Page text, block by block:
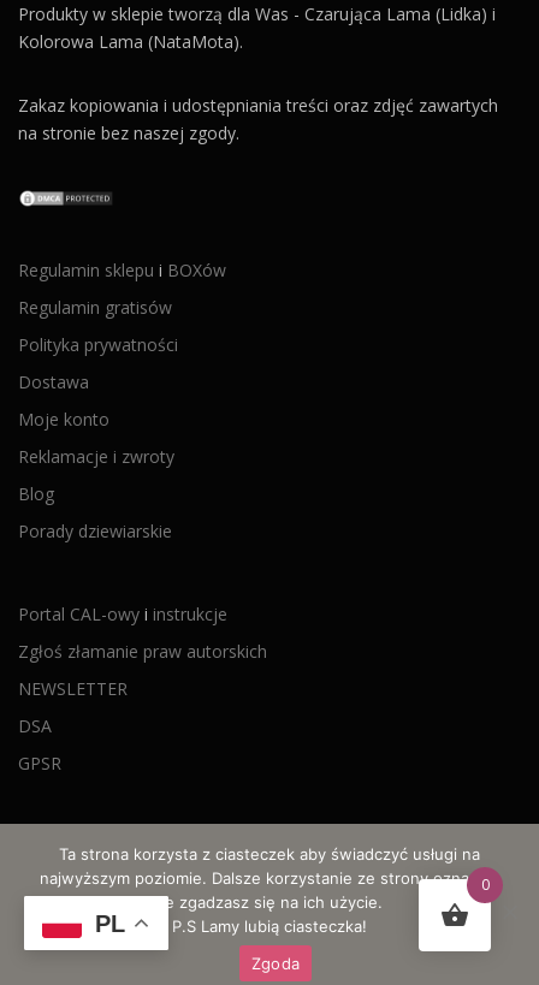
Produkty w sklepie tworzą dla Was - Czarująca Lama (Lidka) i
Kolorowa Lama (NataMota).
Zakaz kopiowania i udostępniania treści oraz zdjęć zawartych
na stronie bez naszej zgody.
Regulamin sklepu i BOXów
Regulamin gratisów
Polityka prywatności
Dostawa
Moje konto
Reklamacje i zwroty
Blog
Porady dziewiarskie
Portal CAL-owy i instrukcje
Zgłoś złamanie praw autorskich
NEWSLETTER
DSA
GPSR
© 2021-2026 Wyczarowane po godzinach - szydełkowe wzory,
CALe i motki ombre
PL
0
Ta strona korzysta z ciasteczek aby świadczyć usługi na
najwyższym poziomie. Dalsze korzystanie ze strony oznacza,
że zgadzasz się na ich użycie.
P.S Lamy lubią ciasteczka!
Zgoda